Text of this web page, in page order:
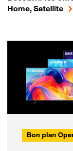
Home, Satellite
Bon plan